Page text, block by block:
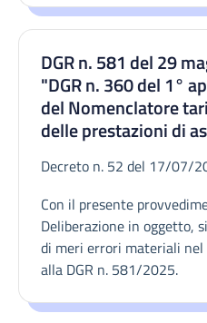
decreto legislativo
502. Rettifica.'
DGR n. 581 del 29
"DGR n. 360 del 1°
del Nomenclatore
delle prestazioni di
Decreto del
Ministri del 12
e aggiornamento
assistenza, di cui
decreto legislativo 30
Decreto n. 52 del 17/07/
Con il presente
Deliberazione in oggetto,
di meri errori materiali nel
alla DGR n. 581/2025.